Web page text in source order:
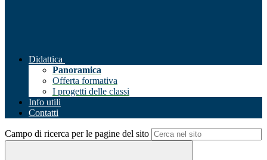
Didattica
Panoramica
Offerta formativa
I progetti delle classi
Info utili
Contatti
Campo di ricerca per le pagine del sito